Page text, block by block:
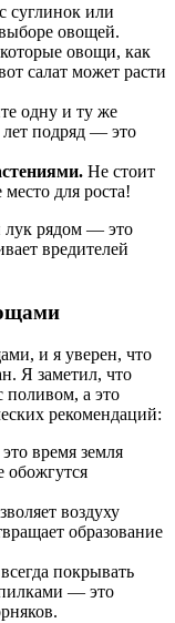
суглинок или
овощей.
овощи, как
салат может расти
одну и ту же
лет подряд — это
Не стоит
для роста!
лук рядом — это
вредителей
и я уверен, что
Я заметил, что
поливом, а это
рекомендаций:
время земля
обожгутся
воздуху
образование
покрывать
— это